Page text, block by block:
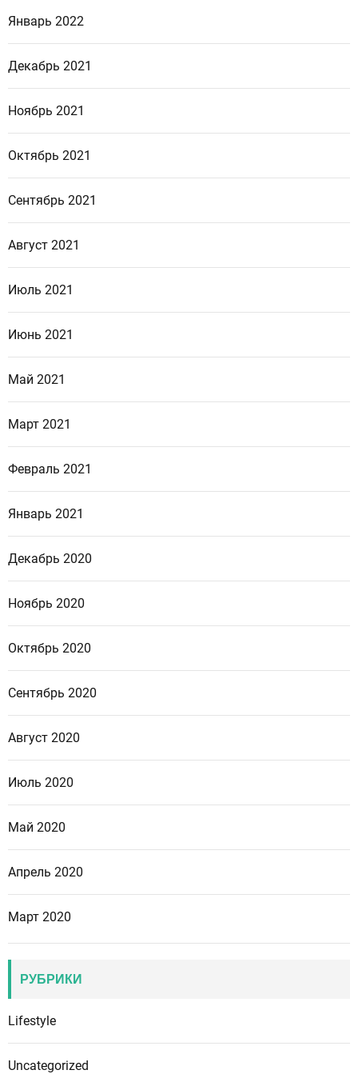
Январь 2022
Декабрь 2021
Ноябрь 2021
Октябрь 2021
Сентябрь 2021
Август 2021
Июль 2021
Июнь 2021
Май 2021
Март 2021
Февраль 2021
Январь 2021
Декабрь 2020
Ноябрь 2020
Октябрь 2020
Сентябрь 2020
Август 2020
Июль 2020
Май 2020
Апрель 2020
Март 2020
РУБРИКИ
Lifestyle
Uncategorized